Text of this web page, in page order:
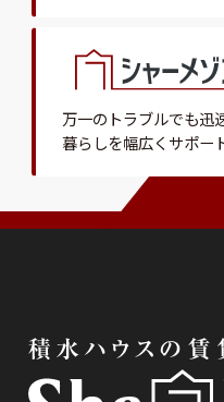
万一のトラブルでも迅
暮らしを幅広くサポー